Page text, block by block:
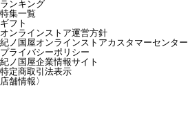
ランキング
特集一覧
ギフト
オンラインストア運営方針
紀ノ国屋オンラインストアカスタマーセンター
プライバシーポリシー
紀ノ国屋企業情報サイト
特定商取引法表示
店舗情報 〉